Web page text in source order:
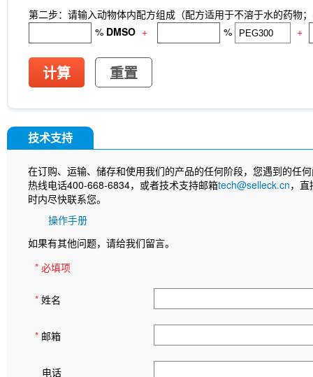
第二步：请输入动物体内配方组成（配方适用于不溶于水的药物
% DMSO + % +
计算 重置
技术支持
在订购、运输、储存和使用我们的产品的任何阶段，您遇到的任
热线电话400-668-6834，或者技术支持邮箱tech@selleck.cn，
时内尽快联系您。
操作手册
如果有其他问题，请给我们留言。
* 必填项
* 姓名
* 邮箱
电话